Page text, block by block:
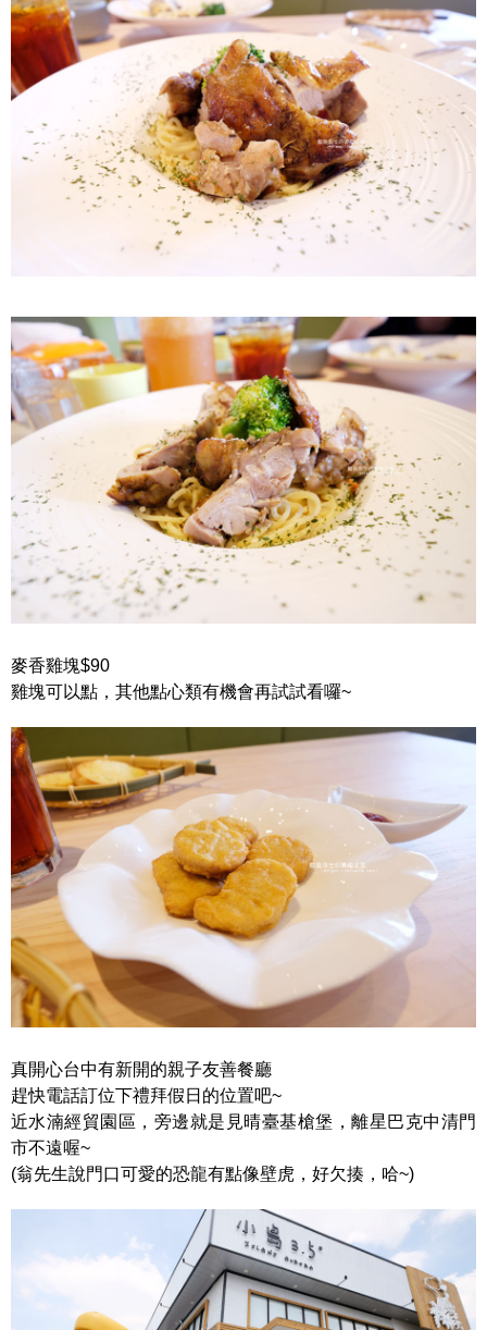
麥香雞塊$90
雞塊可以點，其他點心類有機會再試試看囉~
真開心台中有新開的親子友善餐廳
趕快電話訂位下禮拜假日的位置吧~
近水湳經貿園區，旁邊就是見晴臺基槍堡，離星巴克中清門
市不遠喔~
(翁先生說門口可愛的恐龍有點像壁虎，好欠揍，哈~)